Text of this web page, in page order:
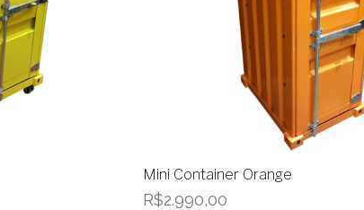
Mini Container Orange
R$2.990,00